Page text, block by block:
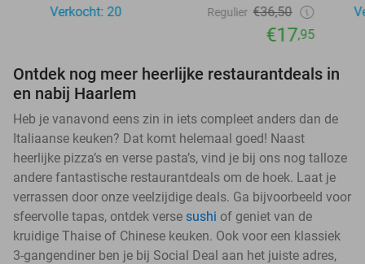
Verkocht: 20
Regulier €36,50
€17,95
Ontdek nog meer heerlijke restaurantdeals in
en nabij Haarlem
Heb je vanavond eens zin in iets compleet anders dan de
Italiaanse keuken? Dat komt helemaal goed! Naast
heerlijke pizza’s en verse pasta’s, vind je bij ons nog talloze
andere fantastische restaurantdeals om de hoek. Laat je
verrassen door onze veelzijdige deals. Ga bijvoorbeeld voor
sfeervolle tapas, ontdek verse sushi of geniet van de
kruidige Thaise of Chinese keuken. Ook voor een klassiek
3-gangendiner ben je bij Social Deal aan het juiste adres,